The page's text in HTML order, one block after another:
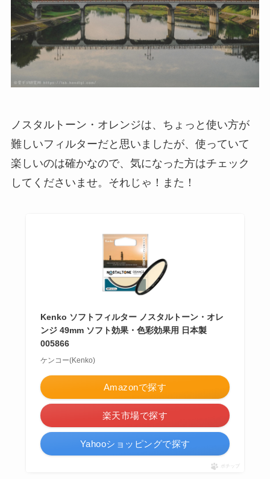
ノスタルトーン・オレンジは、ちょっと使い方が
難しいフィルターだと思いましたが、使っていて
楽しいのは確かなので、気になった方はチェック
してくださいませ。それじゃ！また！
Kenko ソフトフィルター ノスタルトーン・オレ
ンジ 49mm ソフト効果・色彩効果用 日本製
005866
ケンコー(Kenko)
Amazonで探す
楽天市場で探す
Yahooショッピングで探す
ポチップ